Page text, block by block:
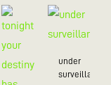
under
surveillance